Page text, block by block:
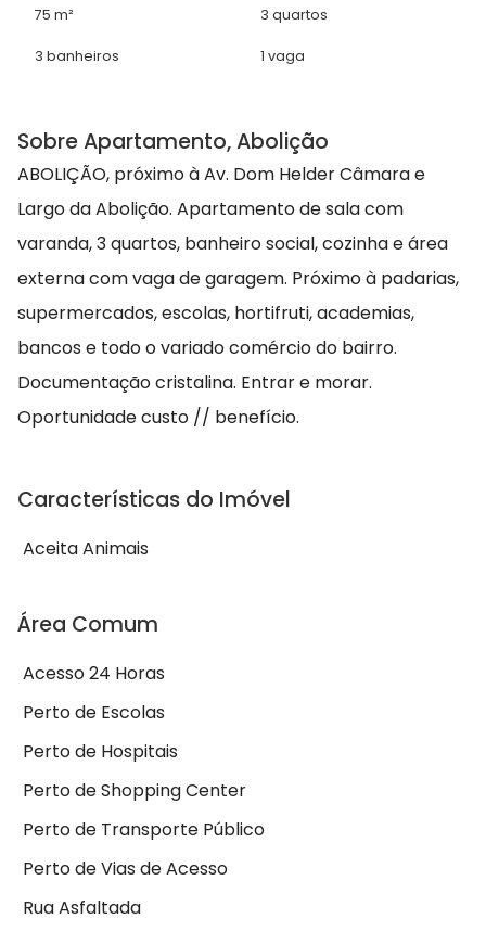
75 m² 3 quartos
3 banheiros 1 vaga
Sobre Apartamento, Abolição
ABOLIÇÃO, próximo à Av. Dom Helder Câmara e
Largo da Abolição. Apartamento de sala com
varanda, 3 quartos, banheiro social, cozinha e área
externa com vaga de garagem. Próximo à padarias,
supermercados, escolas, hortifruti, academias,
bancos e todo o variado comércio do bairro.
Documentação cristalina. Entrar e morar.
Oportunidade custo // benefício.
Características do Imóvel
Aceita Animais
Área Comum
Acesso 24 Horas
Perto de Escolas
Perto de Hospitais
Perto de Shopping Center
Perto de Transporte Público
Perto de Vias de Acesso
Rua Asfaltada